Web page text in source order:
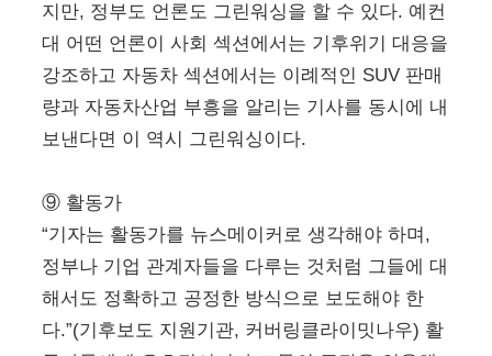
지만, 정부도 언론도 그린워싱을 할 수 있다. 예컨
대 어떤 언론이 사회 섹션에서는 기후위기 대응을
강조하고 자동차 섹션에서는 이례적인 SUV 판매
량과 자동차산업 부흥을 알리는 기사를 동시에 내
보낸다면 이 역시 그린워싱이다.
⑨ 활동가
“기자는 활동가를 뉴스메이커로 생각해야 하며,
정부나 기업 관계자들을 다루는 것처럼 그들에 대
해서도 정확하고 공정한 방식으로 보도해야 한
다.”(기후보도 지원기관, 커버링클라이밋나우) 활